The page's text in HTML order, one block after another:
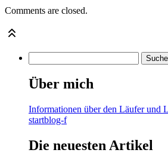
Comments are closed.
Über mich
Informationen über den Läufer und
startblog-f
Die neuesten Artikel